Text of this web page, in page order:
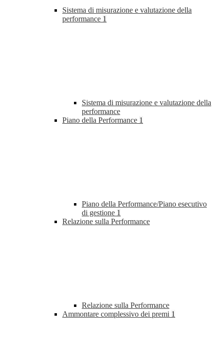
Sistema di misurazione e valutazione della
performance 1
Sistema di misurazione e valutazione della
performance
Piano della Performance 1
Piano della Performance/Piano esecutivo
di gestione 1
Relazione sulla Performance
Relazione sulla Performance
Ammontare complessivo dei premi 1